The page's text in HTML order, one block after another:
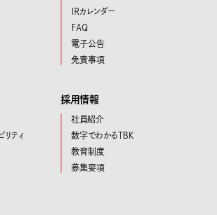
IRカレンダー
FAQ
電子公告
免責事項
リティ
採用情報
社員紹介
数字でわかるTBK
教育制度
募集要項